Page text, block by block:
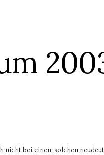
nicht bei einem solchen